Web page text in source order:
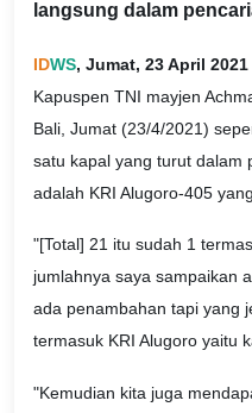
langsung dalam
IDWS, Jumat, 23 April 2021
Kapuspen TNI mayjen
Bali, Jumat (23/4/2021)
satu kapal yang turut dalam
adalah KRI Alugoro-405
"[Total] 21 itu sudah 1
jumlahnya saya sampaikan
ada penambahan tapi yang
termasuk KRI Alugoro yaitu
"Kemudian kita juga